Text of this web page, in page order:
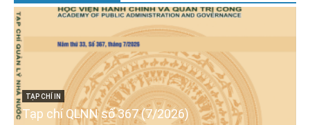
TẠP CHÍ IN
Tạp chí QLNN số 367 (7/2026)